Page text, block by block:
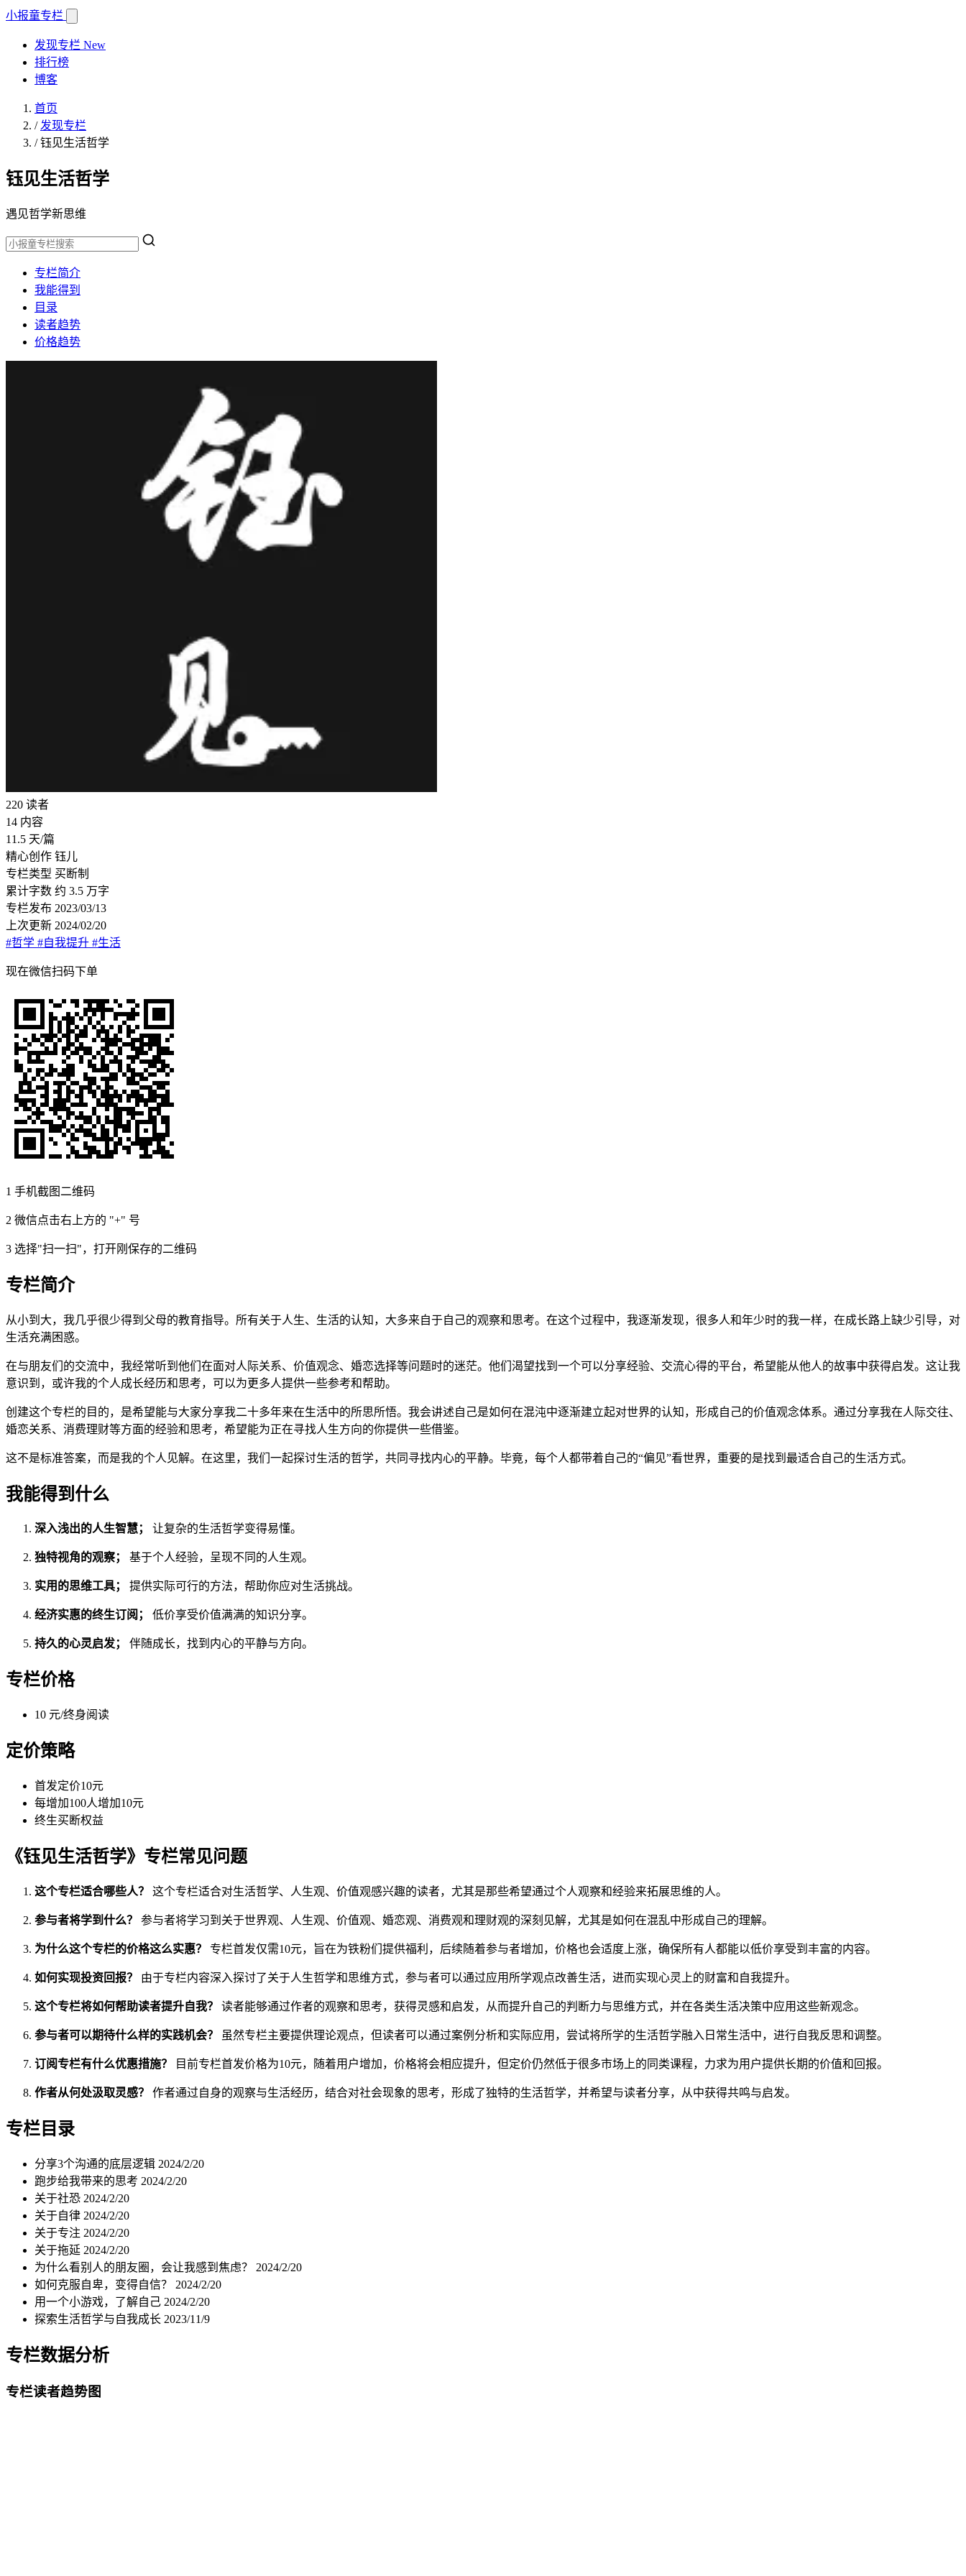
小报童专栏
发现专栏 New
排行榜
博客
首页
/ 发现专栏
/钰见生活哲学
钰见生活哲学
遇见哲学新思维
专栏简介
我能得到
目录
读者趋势
价格趋势
220 读者
14 内容
11.5 天/篇
精心创作 钰儿
专栏类型 买断制
累计字数 约 3.5 万字
专栏发布 2023/03/13
上次更新 2024/02/20
#哲学 #自我提升 #生活
现在微信扫码下单
1 手机截图二维码
2 微信点击右上方的 "+" 号
3 选择"扫一扫"，打开刚保存的二维码
专栏简介
从小到大，我几乎很少得到父母的教育指导。所有关于人生、生活的认知，大多来自于自己的观察和思考。在这个过程中，我逐渐发现，很多人和年少时的我一样，在成长路上缺少引导，对
生活充满困惑。
在与朋友们的交流中，我经常听到他们在面对人际关系、价值观念、婚恋选择等问题时的迷茫。他们渴望找到一个可以分享经验、交流心得的平台，希望能从他人的故事中获得启发。这让我
意识到，或许我的个人成长经历和思考，可以为更多人提供一些参考和帮助。
创建这个专栏的目的，是希望能与大家分享我二十多年来在生活中的所思所悟。我会讲述自己是如何在混沌中逐渐建立起对世界的认知，形成自己的价值观念体系。通过分享我在人际交往、
婚恋关系、消费理财等方面的经验和思考，希望能为正在寻找人生方向的你提供一些借鉴。
这不是标准答案，而是我的个人见解。在这里，我们一起探讨生活的哲学，共同寻找内心的平静。毕竟，每个人都带着自己的“偏见”看世界，重要的是找到最适合自己的生活方式。
我能得到什么
深入浅出的人生智慧； 让复杂的生活哲学变得易懂。
独特视角的观察； 基于个人经验，呈现不同的人生观。
实用的思维工具； 提供实际可行的方法，帮助你应对生活挑战。
经济实惠的终生订阅； 低价享受价值满满的知识分享。
持久的心灵启发； 伴随成长，找到内心的平静与方向。
专栏价格
10 元/终身阅读
定价策略
首发定价10元
每增加100人增加10元
终生买断权益
《钰见生活哲学》专栏常见问题
这个专栏适合哪些人？ 这个专栏适合对生活哲学、人生观、价值观感兴趣的读者，尤其是那些希望通过个人观察和经验来拓展思维的人。
参与者将学到什么？ 参与者将学习到关于世界观、人生观、价值观、婚恋观、消费观和理财观的深刻见解，尤其是如何在混乱中形成自己的理解。
为什么这个专栏的价格这么实惠？ 专栏首发仅需10元，旨在为铁粉们提供福利，后续随着参与者增加，价格也会适度上涨，确保所有人都能以低价享受到丰富的内容。
如何实现投资回报？ 由于专栏内容深入探讨了关于人生哲学和思维方式，参与者可以通过应用所学观点改善生活，进而实现心灵上的财富和自我提升。
这个专栏将如何帮助读者提升自我？ 读者能够通过作者的观察和思考，获得灵感和启发，从而提升自己的判断力与思维方式，并在各类生活决策中应用这些新观念。
参与者可以期待什么样的实践机会？ 虽然专栏主要提供理论观点，但读者可以通过案例分析和实际应用，尝试将所学的生活哲学融入日常生活中，进行自我反思和调整。
订阅专栏有什么优惠措施？ 目前专栏首发价格为10元，随着用户增加，价格将会相应提升，但定价仍然低于很多市场上的同类课程，力求为用户提供长期的价值和回报。
作者从何处汲取灵感？ 作者通过自身的观察与生活经历，结合对社会现象的思考，形成了独特的生活哲学，并希望与读者分享，从中获得共鸣与启发。
专栏目录
分享3个沟通的底层逻辑 2024/2/20
跑步给我带来的思考 2024/2/20
关于社恐 2024/2/20
关于自律 2024/2/20
关于专注 2024/2/20
关于拖延 2024/2/20
为什么看别人的朋友圈，会让我感到焦虑？ 2024/2/20
如何克服自卑，变得自信？ 2024/2/20
用一个小游戏，了解自己 2024/2/20
探索生活哲学与自我成长 2023/11/9
专栏数据分析
专栏读者趋势图